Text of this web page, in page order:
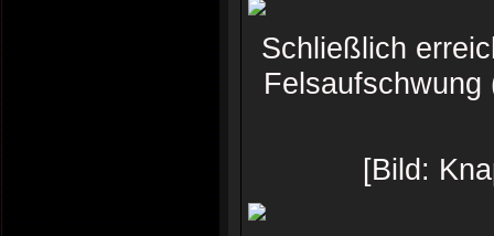
Schließlich
Felsaufschwung
[Bild: